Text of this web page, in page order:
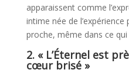
apparaissent comme
intime née de
proche, même dans ce qui
2. « L’Éternel est
cœur brisé »